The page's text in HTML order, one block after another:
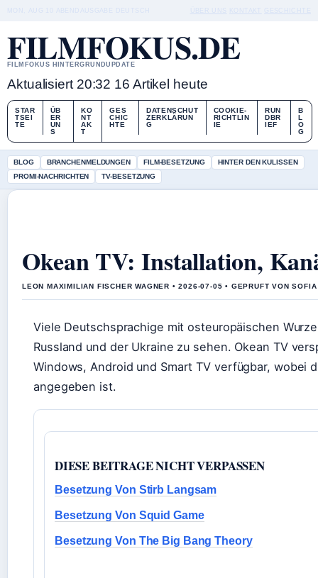
FILMFOKUS.DE
FILMFOKUS HINTERGRUNDUPDATE
Aktualisiert 20:32 16 Artikel heute
STAR
TSEI
TE
ÜB
ER
UN
S
KO
NT
AK
T
GES
CHIC
HTE
DATENSCHUT
ZERKLÄRUN
G
COOKIE-
RICHTLIN
IE
RUN
DBR
IEF
B
L
O
G
BLOG BRANCHENMELDUNGEN FILM-BESETZUNG
HINTER DEN KULISSEN
PROMI-NACHRICHTEN
TV-BESETZUNG
Okean TV: Installation,
LEON MAXIMILIAN FISCHER WAGNER • 2026-07-05 • GEPRUFT VON SOFIA
Viele Deutschsprachige mit osteuropäischen
Russland und der Ukraine zu sehen. Okean TV
Windows, Android und Smart TV verfügbar, wobei
angegeben ist.
DIESE BEITRAGE NICHT VERPASSEN
Besetzung Von Stirb Langsam
Besetzung Von Squid Game
Besetzung Von The Big Bang Theory